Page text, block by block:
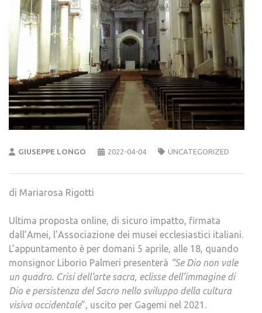
GIUSEPPE LONGO 2022-04-04 UNCATEGORIZED
di Mariarosa Rigotti
Ultima proposta online, di sicuro impatto, firmata
dall’Amei, l’Associazione dei musei ecclesiastici italiani.
L’appuntamento è per domani 5 aprile, alle 18, quando
monsignor Liborio Palmeri presenterà “Se Dio non vale
un quadro. Crisi dell’arte sacra, eclisse dell’immagine di
Dio e persistenza del Sacro nello sviluppo della cultura
visiva occidentale”, uscito per Gagemi nel 2021.